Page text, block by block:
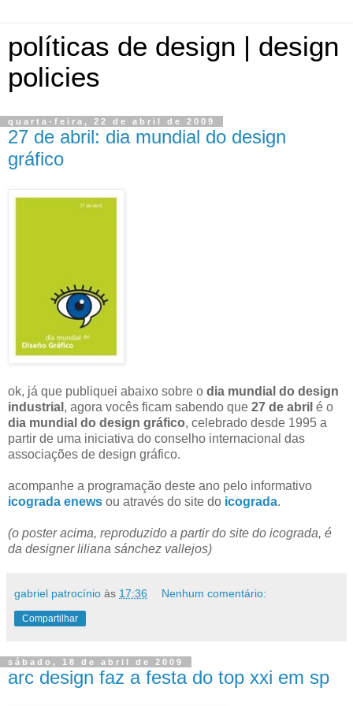
políticas de design | design
policies
quarta-feira, 22 de abril de 2009
27 de abril: dia mundial do design
gráfico
ok, já que publiquei abaixo sobre o dia mundial do design
industrial , agora vocês ficam sabendo que 27 de abril é o
dia mundial do design gráfico, celebrado desde 1995 a
partir de uma iniciativa do conselho internacional das
associações de design gráfico.
acompanhe a programação deste ano pelo informativo
icograda enews ou através do site do icograda.
(o poster acima, reproduzido a partir do site do icograda, é
da designer liliana sánchez vallejos)
gabriel patrocínio às 17:36 Nenhum comentário:
Compartilhar
sábado, 18 de abril de 2009
arc design faz a festa do top xxi em sp